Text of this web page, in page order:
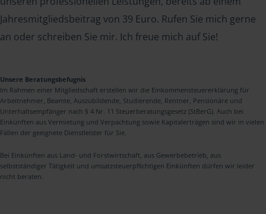
Jahresmitgliedsbeitrag von 39 Euro. Rufen Sie mich gerne
an oder schreiben Sie mir. Ich freue mich auf Sie!
Unsere Beratungsbefugnis
Im Rahmen einer Mitgliedschaft erstellen wir die Einkommensteuererklärung für
Arbeitnehmer, Beamte, Auszubildende, Studierende, Rentner, Pensionäre und
Unterhaltsempfänger nach § 4 Nr. 11 Steuerberatungsgesetz (StBerG). Auch bei
Einkünften aus Vermietung und Verpachtung sowie Kapitalerträgen sind wir in vielen
Fällen der geeignete Dienstleister für Sie.
Bei Einkünften aus Land- und Forstwirtschaft, aus Gewerbebetrieb, aus
selbstständiger Tätigkeit und umsatzsteuerpflichtigen Einkünften dürfen wir leider
nicht beraten.